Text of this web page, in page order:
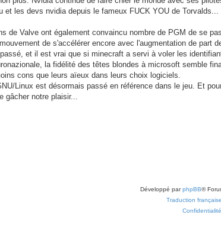
et les devs nvidia depuis le fameux FUCK YOU de
de Valve ont également convaincu nombre de PGM de se
de s'accélérer encore avec l'augmentation de part
et il est vrai que si minecraft a servi à voler les
la fidélité des têtes blondes à microsoft semble
cons que leurs aïeux dans leurs choix logiciels.
Linux est désormais passé en référence dans le jeu. Et
notre plaisir...
Développé parphpBB®
Traduction
Confidentialité